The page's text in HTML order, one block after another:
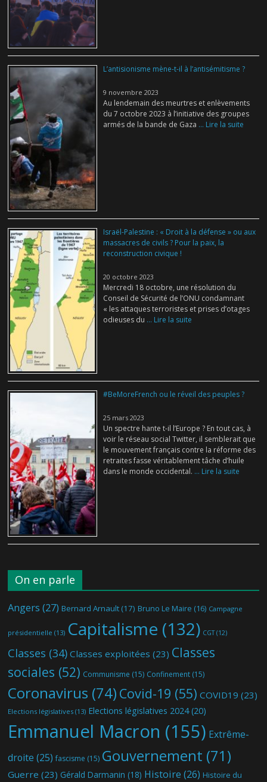
L’antisionisme mène-t-il à l’antisémitisme ?
9 novembre 2023
Au lendemain des meurtres et enlèvements
du 7 octobre 2023 à l’initiative des groupes
armés de la bande de Gaza ... Lire la suite
Israël-Palestine : « Droit à la défense » ou aux
massacres de civils ? Pour la paix, la
reconstruction civique !
20 octobre 2023
Mercredi 18 octobre, une résolution du
Conseil de Sécurité de l’ONU condamnant
« les attaques terroristes et prises d’otages
odieuses du ... Lire la suite
#BeMoreFrench ou le réveil des peuples ?
25 mars 2023
Un spectre hante t-il l’Europe ? En tout cas, à
voir le réseau social Twitter, il semblerait que
le mouvement français contre la réforme des
retraites fasse véritablement tâche d’huile
dans le monde occidental. ... Lire la suite
On en parle
Angers (27) Bernard Arnault (17) Bruno Le Maire (16) Campagne
présidentielle (13) Capitalisme (132) CGT(12)
Classes (34) Classes exploitées (23) Classes
sociales (52) Communisme (15) Confinement (15)
Coronavirus (74) Covid-19 (55) COVID19 (23)
Elections législatives (13) Elections législatives 2024(20)
Emmanuel Macron (155) Extrême-
droite (25) fascisme (15) Gouvernement (71)
Guerre (23) Gérald Darmanin (18) Histoire (26) Histoire du